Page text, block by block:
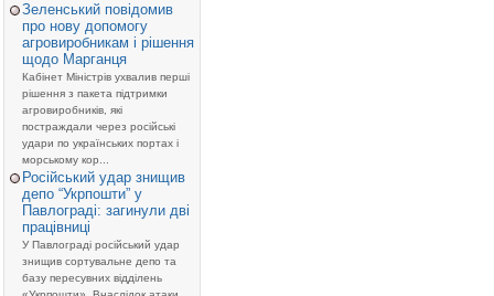
Зеленський повідомив
про нову допомогу
агровиробникам і рішення
щодо Марганця
Кабінет Міністрів ухвалив перші
рішення з пакета підтримки
агровиробників, які
постраждали через російські
удари по українських портах і
морському кор...
Російський удар знищив
депо “Укрпошти” у
Павлограді: загинули дві
працівниці
У Павлограді російський удар
знищив сортувальне депо та
базу пересувних відділень